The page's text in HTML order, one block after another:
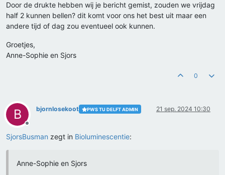
Door de drukte hebben wij je bericht gemist, zouden we vrijdag
half 2 kunnen bellen? dit komt voor ons het best uit maar een
andere tijd of dag zou eventueel ook kunnen.
Groetjes,
Anne-Sophie en Sjors
0
B
Offline
bjornlosekoot PWS TU DELFT ADMIN 21 sep. 2024 10:30
SjorsBusman zegt in Bioluminescentie:
Anne-Sophie en Sjors